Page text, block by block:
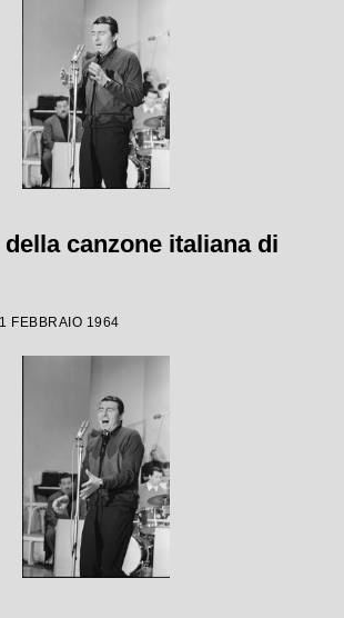
canzone italiana di
FEBBRAIO 1964